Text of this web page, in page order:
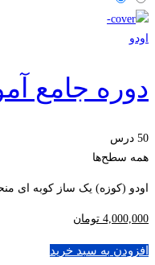
اودو
دوره جامع
50 درس
همه سطح‌ها
اودو (کوزه) یک ساز کوبه ای
4,000,000 تومان
افزودن به سبد خرید